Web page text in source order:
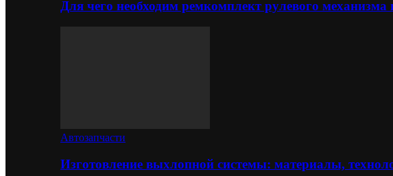
Для чего необходим ремкомплект рулевого
Автозапчасти
Изготовление выхлопной системы: материалы,